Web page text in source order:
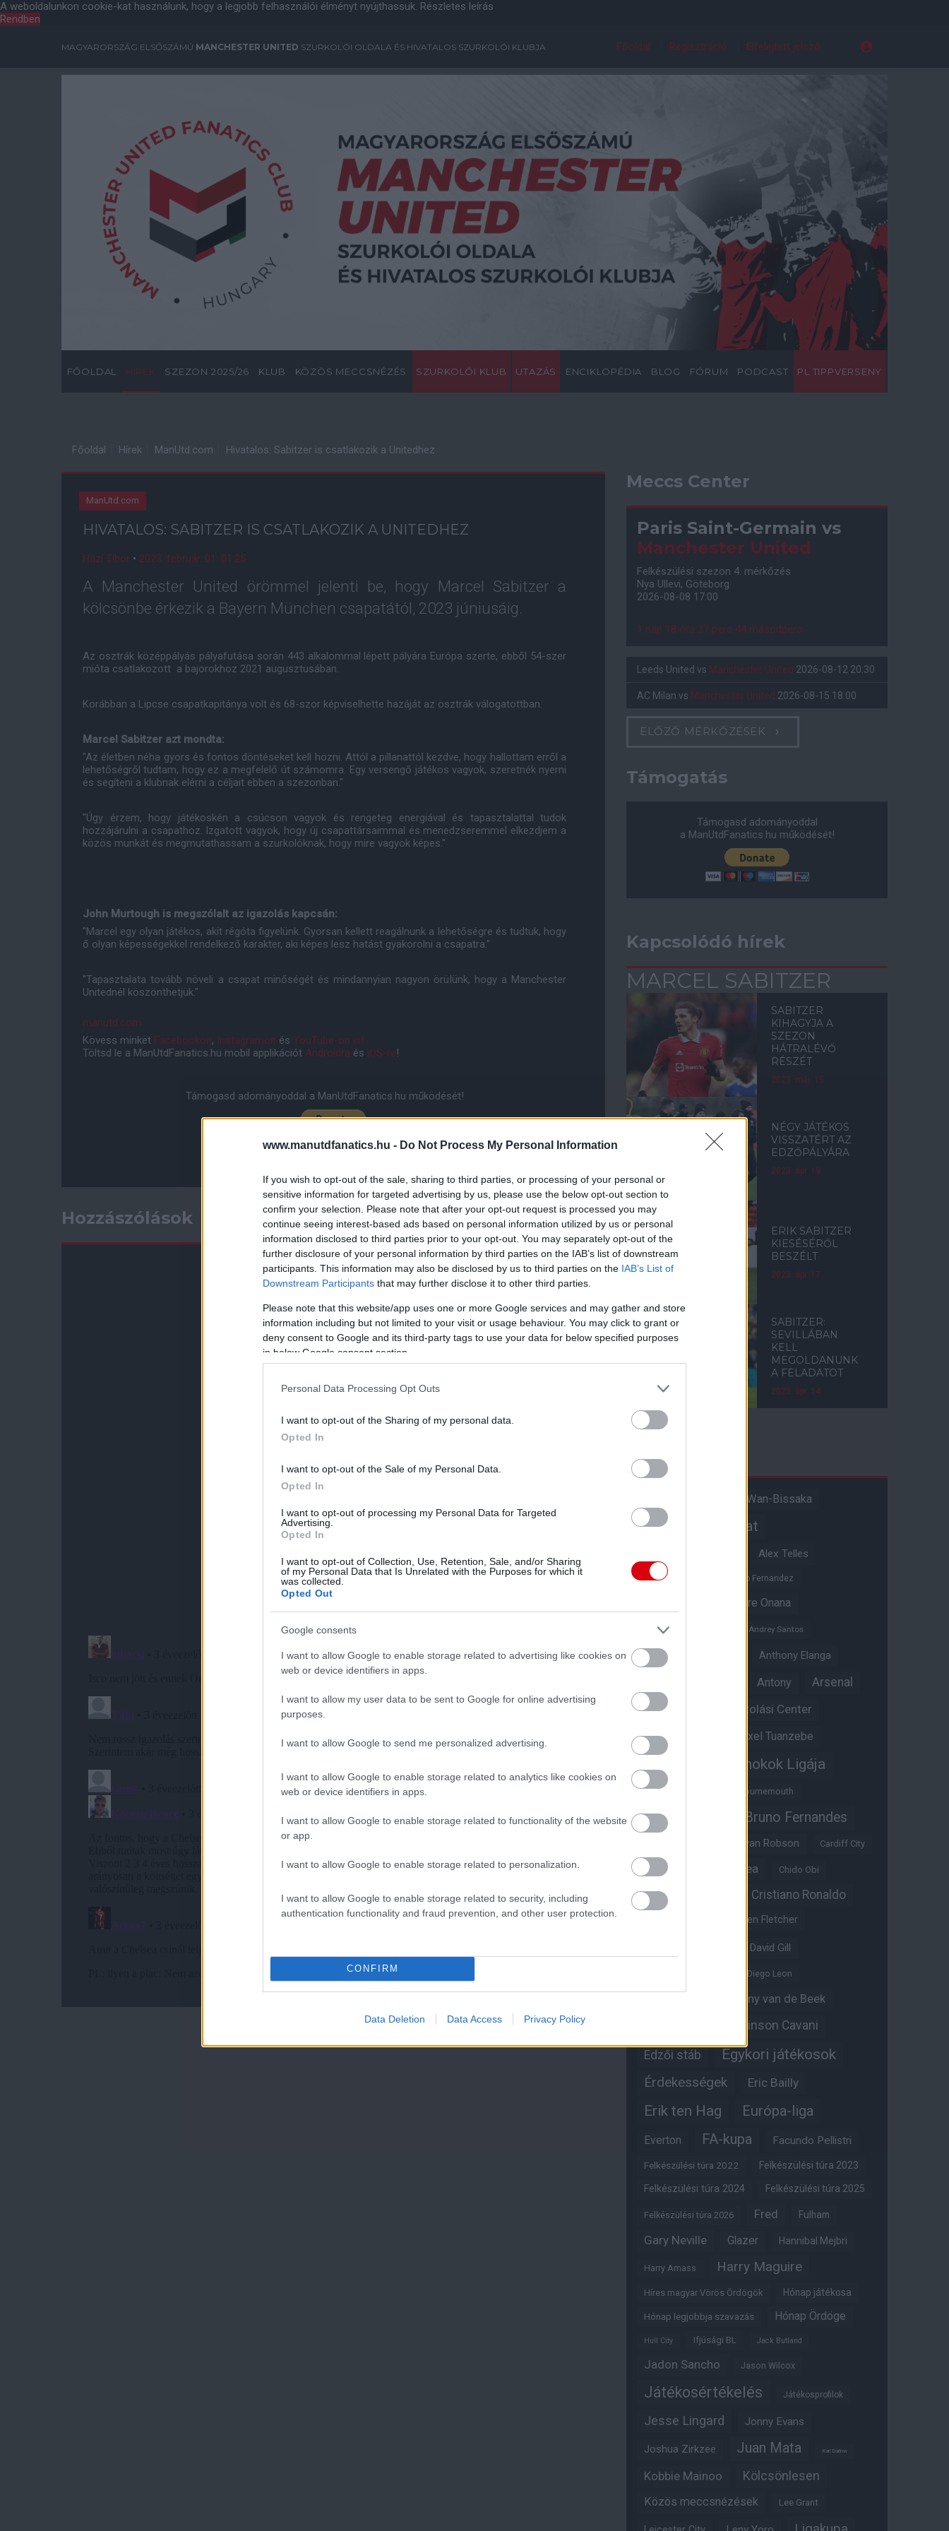
www.manutdfanatics.hu - Do Not Process My Personal Information
If you wish to opt-out of the sale, sharing to third parties, or processing of your personal or
sensitive information for targeted advertising by us, please use the below opt-out section to
confirm your selection. Please note that after your opt-out request is processed you may
continue seeing interest-based ads based on personal information utilized by us or personal
information disclosed to third parties prior to your opt-out. You may separately opt-out of the
further disclosure of your personal information by third parties on the IAB’s list of downstream
participants. This information may also be disclosed by us to third parties on the IAB’s List of
Downstream Participants that may further disclose it to other third parties.
Please note that this website/app uses one or more Google services and may gather and store
information including but not limited to your visit or usage behaviour. You may click to grant or
deny consent to Google and its third-party tags to use your data for below specified purposes
in below Google consent section.
Personal Data Processing Opt Outs
I want to opt-out of the Sharing of my personal data.
Opted In
I want to opt-out of the Sale of my Personal Data.
Opted In
I want to opt-out of processing my Personal Data for Targeted
Advertising.
Opted In
I want to opt-out of Collection, Use, Retention, Sale, and/or Sharing
of my Personal Data that Is Unrelated with the Purposes for which it
was collected.
Opted Out
Google consents
I want to allow Google to enable storage related to advertising like cookies on
web or device identifiers in apps.
I want to allow my user data to be sent to Google for online advertising
purposes.
I want to allow Google to send me personalized advertising.
I want to allow Google to enable storage related to analytics like cookies on
web or device identifiers in apps.
I want to allow Google to enable storage related to functionality of the website
or app.
I want to allow Google to enable storage related to personalization.
I want to allow Google to enable storage related to security, including
authentication functionality and fraud prevention, and other user protection.
CONFIRM
Data Deletion Data Access Privacy Policy
A weboldalunkon cookie-kat használunk, hogy a legjobb felhasználói élményt nyújthassuk. Részletes leírás
Rendben
MAGYARORSZÁG ELSŐSZÁMÚ MANCHESTER UNITED SZURKOLÓI OLDALA ÉS HIVATALOS SZURKOLÓI KLUBJA Főoldal Regisztráció Elfelejtett jelszó
FŐOLDAL HÍREK SZEZON 2025/26 KLUB KÖZÖS MECCSNÉZÉS SZURKOLÓI KLUB UTAZÁS ENCIKLOPÉDIA BLOG FÓRUM PODCAST PL TIPPVERSENY
Főoldal Hírek ManUtd.com Hivatalos: Sabitzer is csatlakozik a Unitedhez
ManUtd.com
HIVATALOS: SABITZER IS CSATLAKOZIK A UNITEDHEZ
Házi Tibor • 2023. február. 01. 01:25
A Manchester United örömmel jelenti be, hogy Marcel Sabitzer a
kölcsönbe érkezik a Bayern München csapatától, 2023 júniusáig.
Az osztrák középpályás pályafutása során 443 alkalommal lépett pályára Európa szerte, ebből 54-szer
mióta csatlakozott a bajorokhoz 2021 augusztusában.
Korábban a Lipcse csapatkapitánya volt és 68-szor képviselhette hazáját az osztrák válogatottban.
Marcel Sabitzer azt mondta:
"Az életben néha gyors és fontos döntéseket kell hozni. Attól a pillanattól kezdve, hogy hallottam erről a
lehetőségről tudtam, hogy ez a megfelelő út számomra. Egy versengő játékos vagyok, szeretnék nyerni
és segíteni a klubnak elérni a céljait ebben a szezonban."
"Úgy érzem, hogy játékoskén a csúcson vagyok és rengeteg energiával és tapasztalattal tudok
hozzájárulni a csapathoz. Izgatott vagyok, hogy új csapattársaimmal és menedzseremmel elkezdjem a
közös munkát és megmutathassam a szurkolóknak, hogy mire vagyok képes."
John Murtough is megszólalt az igazolás kapcsán:
"Marcel egy olyan játékos, akit régóta figyelünk. Gyorsan kellett reagálnunk a lehetőségre és tudtuk, hogy
ő olyan képességekkel rendelkező karakter, aki képes lesz hatást gyakorolni a csapatra."
"Tapasztalata tovább növeli a csapat minőségét és mindannyian nagyon örülünk, hogy a Manchester
Unitednél köszönthetjük."
manutd.com
Kövess minket Facebookon, Instagramon és YouTube-on is!
Töltsd le a ManUtdFanatics.hu mobil applikációt Androidra és iOS-re!
Támogasd adományoddal a ManUtdFanatics.hu működését!
Hozzászólások
Meccs Center
Paris Saint-Germain vs
Manchester United
Felkészülési szezon 4. mérkőzés
Nya Ullevi, Göteborg
2026-08-08 17:00
1 nap 18 óra 37 perc 43 másodperc
Leeds United vs Manchester United 2026-08-12 20:30
AC Milan vs Manchester United 2026-08-15 18:00
ELŐZŐ MÉRKŐZÉSEK
Támogatás
Támogasd adományoddal
a ManUtdFanatics.hu működését!
Kapcsolódó hírek
MARCEL SABITZER
SABITZER
KIHAGYJA A
SZEZON
HÁTRALÉVŐ
RÉSZÉT
2023. máj. 15.
NÉGY JÁTÉKOS
VISSZATÉRT AZ
EDZŐPÁLYÁRA
2023. ápr. 19.
ERIK SABITZER
KIESÉSÉRŐL
BESZÉLT
2023. ápr. 17.
SABITZER:
SEVILLÁBAN
KELL
MEGOLDANUNK
A FELADATOT
2023. ápr. 14.
Aaron Wan-Bissaka
Akadémiai csapat
Alex Telles
Altay Bayindir Alvaro Fernandez
Andre Onana
Andreas Pereira
Andrey Santos
Angol válogatott Anthony Elanga
Antony Arsenal
Aston Villa Átigazolási Center
Átigazolások Axel Tuanzebe
Bajnokok Ligája
Benjamin Sesko Bournemouth
Brandon Williams Bruno Fernandes
Bryan Robson Cardiff City
Casemiro Chelsea Chido Obi
Christian Eriksen Cristiano Ronaldo
Darren Fletcher
David Gill
Diego Leon
Donny van de Beek
Edinson Cavani
Edzői stáb Egykori játékosok
Érdekességek Eric Bailly
Erik ten Hag Európa-liga
Everton FA-kupa Facundo Pellistri
Felkészülési túra 2022 Felkészülési túra 2023
Felkészülési túra 2024 Felkészülési túra 2025
Felkészülési túra 2026 Fred Fulham
Gary Neville Glazer Hannibal Mejbri
Harry Amass Harry Maguire
Híres magyar Vörös Ördögök Hónap játékosa
Hónap legjobbja szavazás Hónap Ördöge
Hull City Ifjúsági BL Jack Butland
Jadon Sancho Jason Wilcox
Játékosértékelés Játékosprofilok
Jesse Lingard Jonny Evans
Joshua Zirkzee Juan Mata Karl Darlow
Kobbie Mainoo Kölcsönlesen
Közös meccsnézések Lee Grant